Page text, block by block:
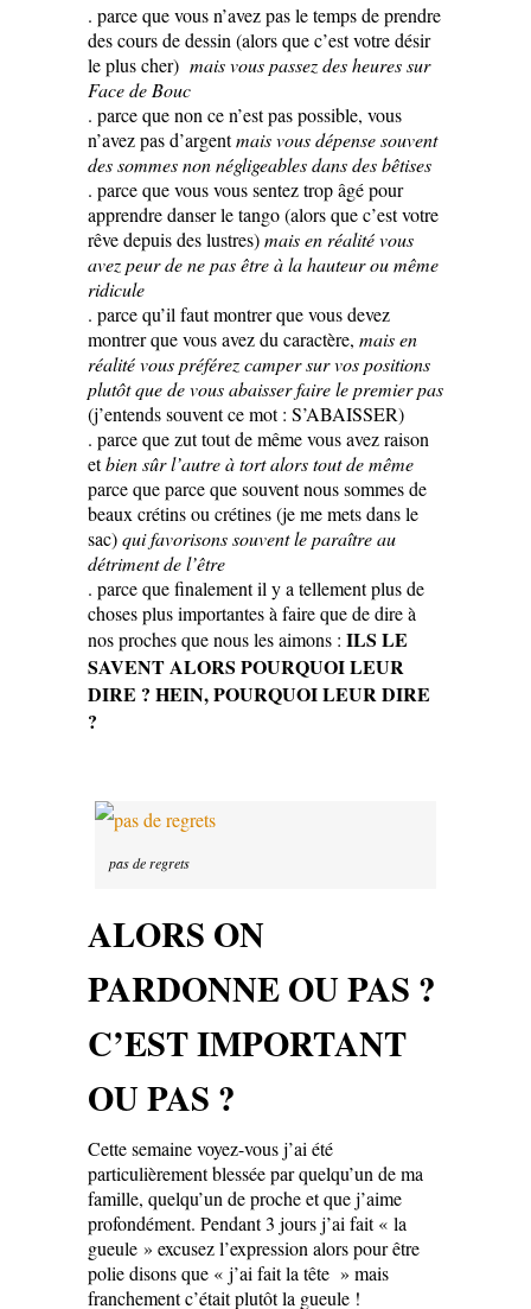
. parce que vous n’avez pas le temps de prendre
des cours de dessin (alors que c’est votre désir
le plus cher) mais vous passez des heures sur
Face de Bouc
. parce que non ce n’est pas possible, vous
n’avez pas d’argentmais vous dépense souvent
des sommes non négligeables dans des bêtises
. parce que vous vous sentez trop âgé pour
apprendre danser le tango (alors que c’est votre
rêve depuis des lustres)mais en réalité vous
avez peur de ne pas être à la hauteur ou même
ridicule
. parce qu’il faut montrer que vous devez
montrer que vous avez du caractère, mais en
réalité vous préférez camper sur vos positions
plutôt que de vous abaisser faire le premier pas
(j’entends souvent ce mot : S’ABAISSER)
. parce que zut tout de même vous avez raison
etbien sûr l’autre à tort alors tout de même
parce que parce que souvent nous sommes de
beaux crétins ou crétines (je me mets dans le
sac)qui favorisons souvent le paraître au
détriment de l’être
. parce que finalement il y a tellement plus de
choses plus importantes à faire que de dire à
nos proches que nous les aimons : ILS LE
SAVENT ALORS POURQUOI LEUR
DIRE ? HEIN, POURQUOI LEUR DIRE
?
pas de regrets
ALORS ON
PARDONNE OU PAS ?
C’EST IMPORTANT
OU PAS ?
Cette semaine voyez-vous j’ai été
particulièrement blessée par quelqu’un de ma
famille, quelqu’un de proche et que j’aime
profondément. Pendant 3 jours j’ai fait « la
gueule » excusez l’expression alors pour être
polie disons que « j’ai fait la tête » mais
franchement c’était plutôt la gueule !